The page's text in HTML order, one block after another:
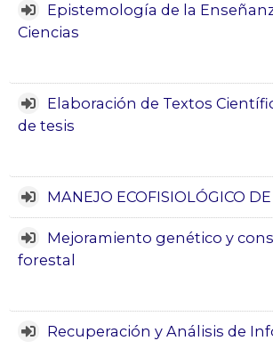
Epistemología de la
Ciencias
Elaboración de Textos
de tesis
MANEJO ECOFISIOLÓGICO
Mejoramiento genético y
forestal
Recuperación y Análisis de